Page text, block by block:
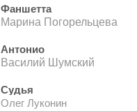
Фаншетта
Марина Погорельцева
Антонио
Василий Шумский
Судья
Олег Луконин